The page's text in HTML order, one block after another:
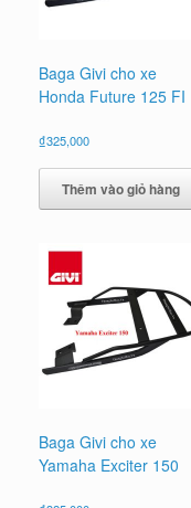
Baga Givi cho xe
Honda Future 125 FI
₫325,000
Thêm vào giỏ hàng
Baga Givi cho xe
Yamaha Exciter 150